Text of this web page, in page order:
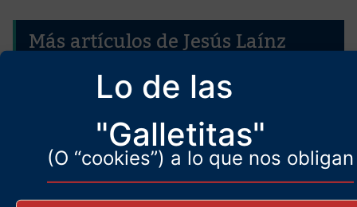
Lo de las
"Galletitas"
(O “cookies”) a lo que nos obligan
Más artículos de Jesús Laínz
Se lanza en Europa la primera
IA identitaria
Época anal